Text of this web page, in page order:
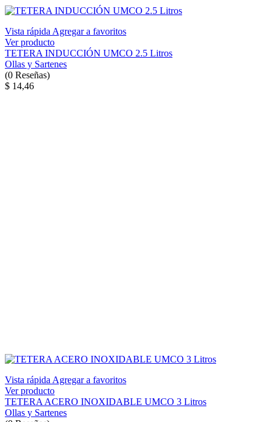
Vista rápida Agregar a favoritos
Ver producto
TETERA INDUCCIÓN UMCO 2.5 Litros
Ollas y Sartenes
(0 Reseñas)
$ 14,46
Vista rápida Agregar a favoritos
Ver producto
TETERA ACERO INOXIDABLE UMCO 3 Litros
Ollas y Sartenes